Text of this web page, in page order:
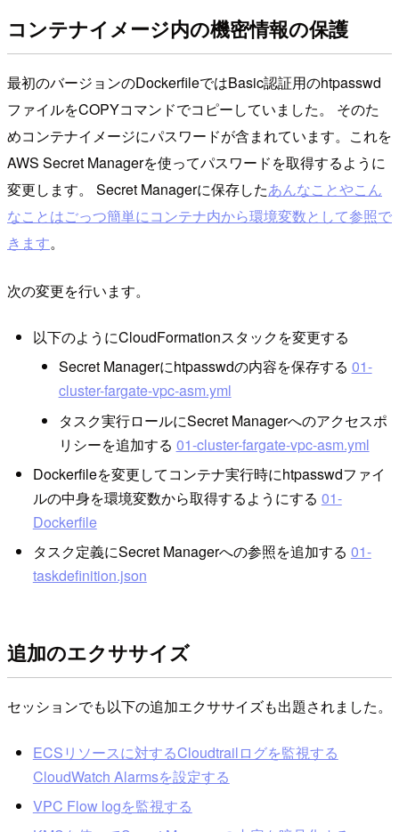
コンテナイメージ内の機密情報の保護
最初のバージョンのDockerfileではBasic認証用のhtpasswd
ファイルをCOPYコマンドでコピーしていました。 そのた
めコンテナイメージにパスワードが含まれています。これを
AWS Secret Managerを使ってパスワードを取得するように
変更します。 Secret Managerに保存したあんなことやこん
なことはごっつ簡単にコンテナ内から環境変数として参照で
きます。
次の変更を行います。
以下のようにCloudFormationスタックを変更する
Secret Managerにhtpasswdの内容を保存する 01-
cluster-fargate-vpc-asm.yml
タスク実行ロールにSecret Managerへのアクセスポ
リシーを追加する 01-cluster-fargate-vpc-asm.yml
Dockerfileを変更してコンテナ実行時にhtpasswdファイ
ルの中身を環境変数から取得するようにする 01-
Dockerfile
タスク定義にSecret Managerへの参照を追加する 01-
taskdefinition.json
追加のエクササイズ
セッションでも以下の追加エクササイズも出題されました。
ECSリソースに対するCloudtrailログを監視する
CloudWatch Alarmsを設定する
VPC Flow logを監視する